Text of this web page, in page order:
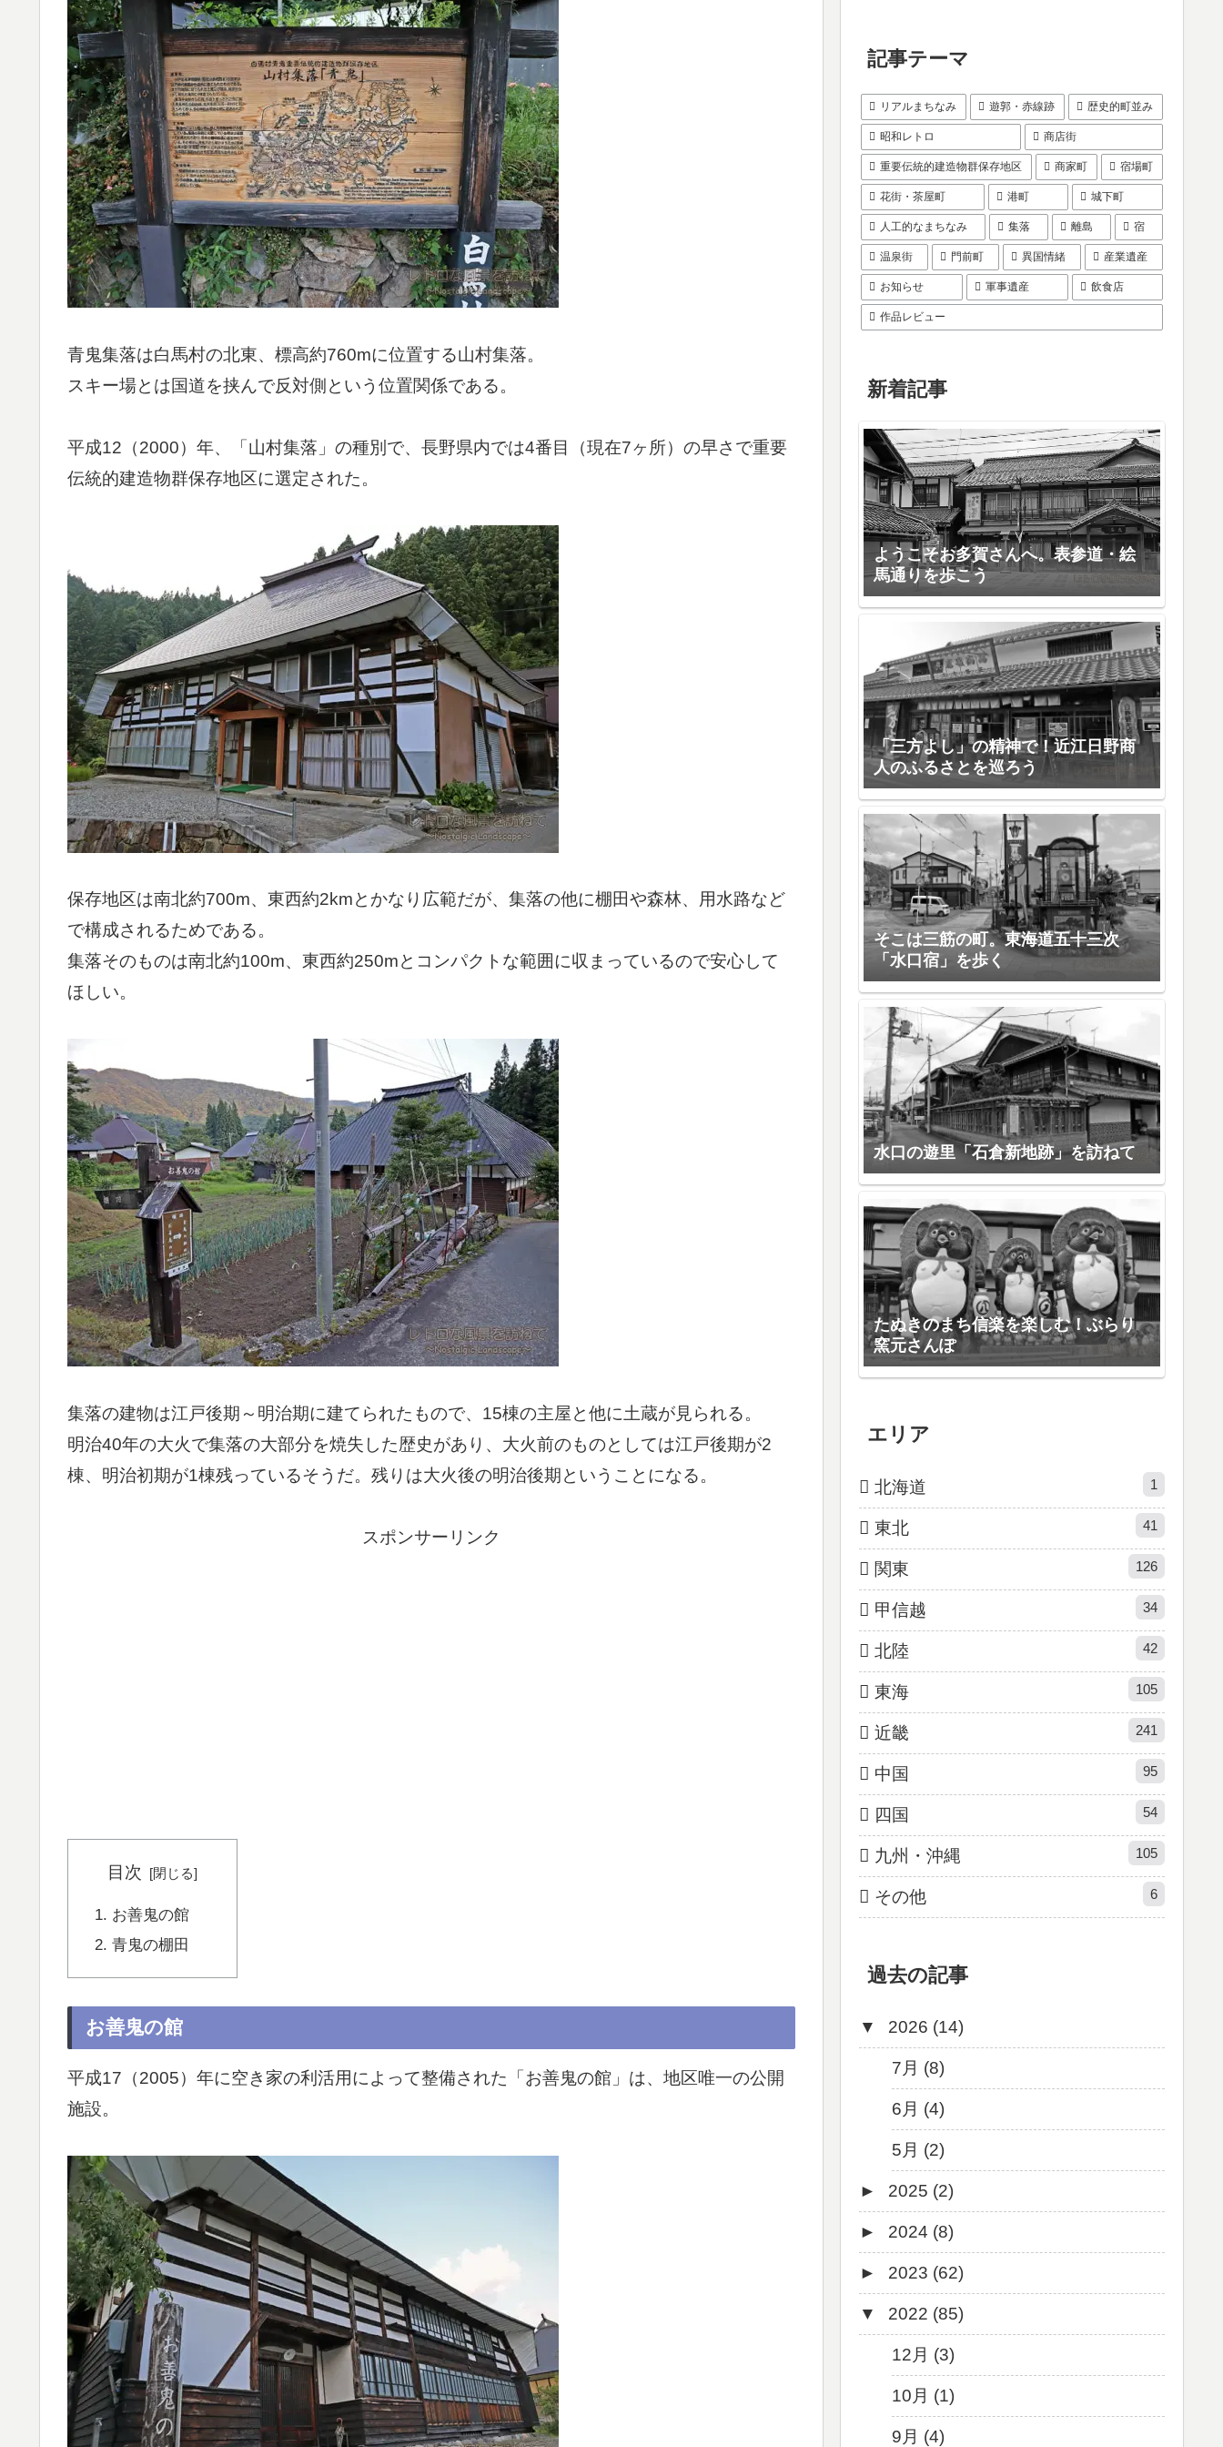
青鬼集落は白馬村の北東、標高約760mに位置する山村集落。
スキー場とは国道を挟んで反対側という位置関係である。
平成12（2000）年、「山村集落」の種別で、長野県内では4番目（現在7ヶ所）の早さで重要
伝統的建造物群保存地区に選定された。
保存地区は南北約700m、東西約2kmとかなり広範だが、集落の他に棚田や森林、用水路など
で構成されるためである。
集落そのものは南北約100m、東西約250mとコンパクトな範囲に収まっているので安心して
ほしい。
集落の建物は江戸後期～明治期に建てられたもので、15棟の主屋と他に土蔵が見られる。
明治40年の大火で集落の大部分を焼失した歴史があり、大火前のものとしては江戸後期が2
棟、明治初期が1棟残っているそうだ。残りは大火後の明治後期ということになる。
スポンサーリンク
目次
お善鬼の館
青鬼の棚田
お善鬼の館
平成17（2005）年に空き家の利活用によって整備された「お善鬼の館」は、地区唯一の公開
施設。
記事テーマ
リアルまちなみ 遊郭・赤線跡 歴史的町並み
昭和レトロ 商店街
重要伝統的建造物群保存地区 商家町 宿場町
花街・茶屋町 港町 城下町
人工的なまちなみ 集落 離島 宿
温泉街 門前町 異国情緒 産業遺産
お知らせ 軍事遺産 飲食店
作品レビュー
新着記事
ようこそお多賀さんへ。表参道・絵
馬通りを歩こう
「三方よし」の精神で！近江日野商
人のふるさとを巡ろう
そこは三筋の町。東海道五十三次
「水口宿」を歩く
水口の遊里「石倉新地跡」を訪ねて
たぬきのまち信楽を楽しむ！ぶらり
窯元さんぽ
エリア
北海道 1
東北 41
関東 126
甲信越 34
北陸 42
東海 105
近畿 241
中国 95
四国 54
九州・沖縄 105
その他 6
過去の記事
▼ 2026 (14)
7月 (8)
6月 (4)
5月 (2)
► 2025 (2)
12月 (1)
6月 (1)
► 2024 (8)
8月 (1)
7月 (1)
5月 (2)
4月 (3)
3月 (1)
► 2023 (62)
9月 (1)
8月 (1)
7月 (8)
6月 (5)
▼ 2022 (85)
12月 (3)
10月 (1)
9月 (4)